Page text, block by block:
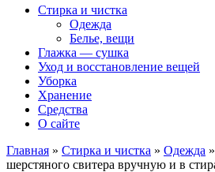
Стирка и чистка
Одежда
Белье, вещи
Глажка — сушка
Уход и восстановление вещей
Уборка
Хранение
Средства
О сайте
Главная » Стирка и чистка » Одежда »
шерстяного свитера вручную и в